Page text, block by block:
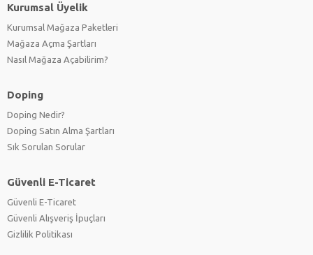
Kurumsal Üyelik
Kurumsal Mağaza Paketleri
Mağaza Açma Şartları
Nasıl Mağaza Açabilirim?
Doping
Doping Nedir?
Doping Satın Alma Şartları
Sık Sorulan Sorular
Güvenli E-Ticaret
Güvenli E-Ticaret
Güvenli Alışveriş İpuçları
Gizlilik Politikası